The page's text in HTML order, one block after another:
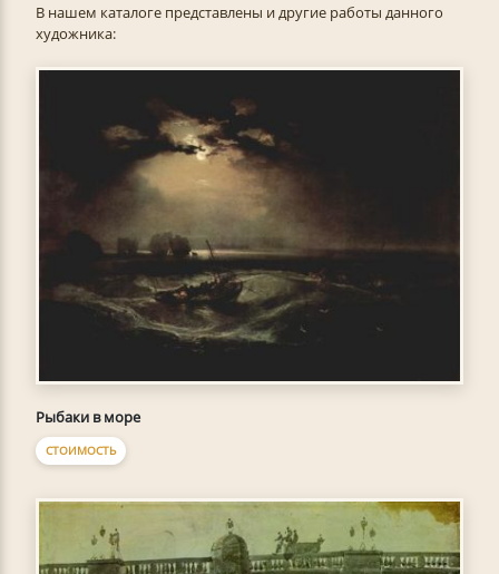
В нашем каталоге представлены и другие работы данного
художника:
Рыбаки в море
СТОИМОСТЬ